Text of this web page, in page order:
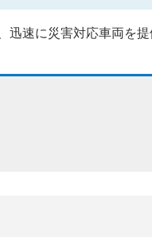
迅速に災害対応車両を